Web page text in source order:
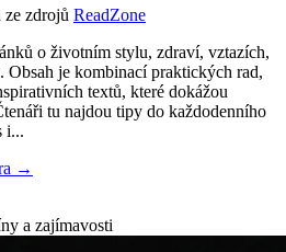
zdrojů ReadZone
o životním stylu, zdraví, vztazích,
Obsah je kombinací praktických rad,
textů, které dokážou
tu najdou tipy do každodenního
i...
→
a zajímavosti